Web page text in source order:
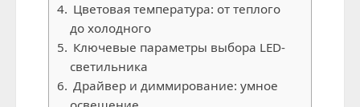
Цветовая температура: от теплого
до холодного
Ключевые параметры выбора LED-
светильника
Драйвер и диммирование: умное